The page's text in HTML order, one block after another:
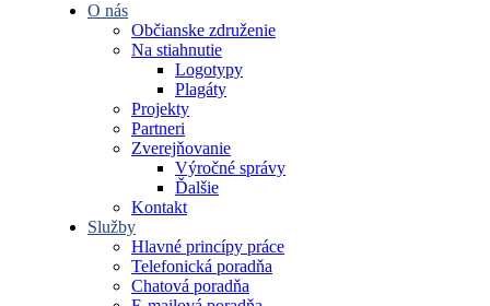
O nás
Občianske združenie
Na stiahnutie
Logotypy
Plagáty
Projekty
Partneri
Zverejňovanie
Výročné správy
Ďalšie
Kontakt
Služby
Hlavné princípy práce
Telefonická poradňa
Chatová poradňa